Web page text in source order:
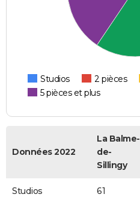
Studios 2 pièces
5 pièces et plus
Données 2022
La Balme-
de-
Sillingy
Studios 61